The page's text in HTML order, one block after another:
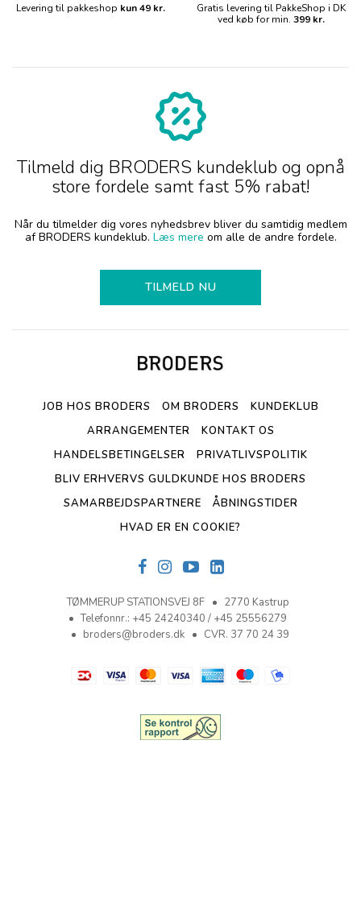
Levering til pakkeshop kun 49 kr.
Gratis levering til PakkeShop i DK
ved køb for min. 399 kr.
Tilmeld dig BRODERS kundeklub og opnå
store fordele samt fast 5% rabat!
Når du tilmelder dig vores nyhedsbrev bliver du samtidig medlem
af BRODERS kundeklub. Læs mere om alle de andre fordele.
TILMELD NU
JOB HOS BRODERS OM BRODERS
KUNDEKLUB
ARRANGEMENTER
KONTAKT OS
HANDELSBETINGELSER
PRIVATLIVSPOLITIK
BLIV ERHVERVS GULDKUNDE HOS BRODERS
SAMARBEJDSPARTNERE
ÅBNINGSTIDER
HVAD ER EN COOKIE?
TØMMERUP STATIONSVEJ 8F
2770 Kastrup
Telefonnr.: +45 24240340 / +45 25556279
broders@broders.dk
CVR. 37 70 24 39